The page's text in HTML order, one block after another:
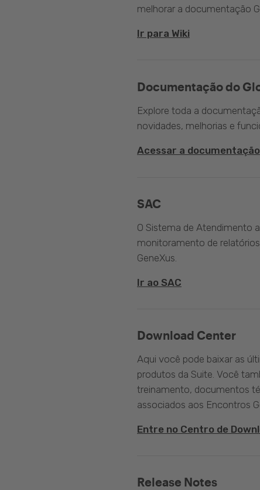
melhorar a documentação
Ir para Wiki
Documentação do
Explore toda a
novidades, melhorias e
Acessar a documentação
SAC
O Sistema de Atendimento
monitoramento de
GeneXus.
Ir ao SAC
Download Center
Aqui você pode baixar as
produtos da Suite. Você
treinamento, documentos
associados aos Encontros
Entre no Centro de
Release Notes